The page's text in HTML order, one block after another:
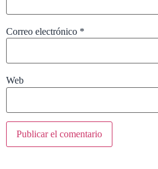
Correo electrónico *
Web